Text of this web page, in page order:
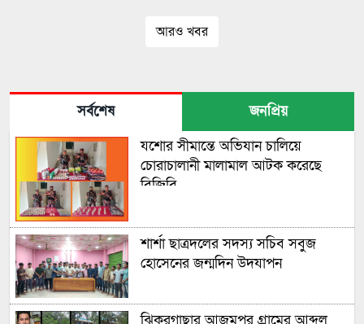
আরও খবর
সর্বশেষ জনপ্রিয়
যশোর সীমান্তে অভিযান চালিয়ে
চোরাচালানী মালামাল আটক করেছে
বিজিবি
শার্শা ছাত্রদলের সদস্য সচিব সবুজ
হোসেনের জন্মদিন উদযাপন